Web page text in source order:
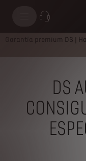
Garantía premium DS |
DS